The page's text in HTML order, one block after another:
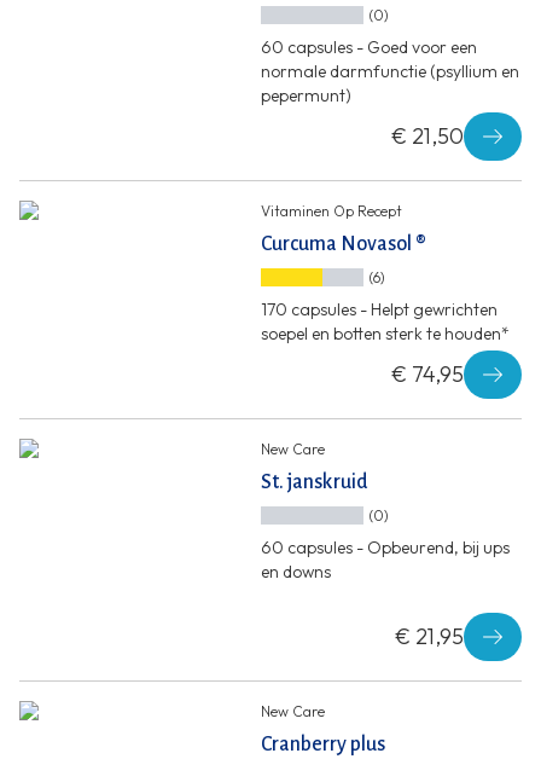
(0)
60 capsules - Goed voor een
normale darmfunctie (psyllium en
pepermunt)
€ 21,50
Vitaminen Op Recept
Curcuma Novasol ®
(6)
170 capsules - Helpt gewrichten
soepel en botten sterk te houden*
€ 74,95
New Care
St. janskruid
(0)
60 capsules - Opbeurend, bij ups
en downs
€ 21,95
New Care
Cranberry plus